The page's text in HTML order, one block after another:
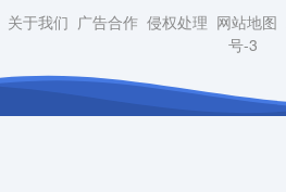
关于我们 广告合作 侵权处理 网站地图
号-3